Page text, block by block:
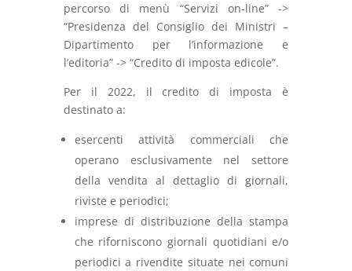
percorso di menù “Servizi on-line” ->
“Presidenza del Consiglio dei Ministri –
Dipartimento per l’informazione e
l’editoria” -> “Credito di imposta edicole”.
Per il 2022, il credito di imposta è
destinato a:
esercenti attività commerciali che
operano esclusivamente nel settore
della vendita al dettaglio di giornali,
riviste e periodici;
imprese di distribuzione della stampa
che riforniscono giornali quotidiani e/o
periodici a rivendite situate nei comuni